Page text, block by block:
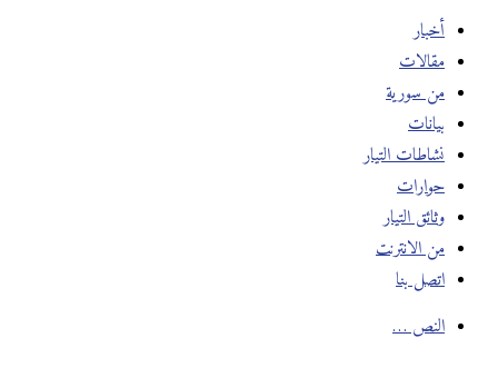
أخبار
مقالات
من سورية
بيانات
نشاطات التيار
حوارات
وثائق التيار
من الانترنت
اتصل بنا
النص …